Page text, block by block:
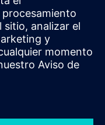
yorumlamak,
TIA Portal
düzeltmek.
derin anlaşılması
S7 otomasyon